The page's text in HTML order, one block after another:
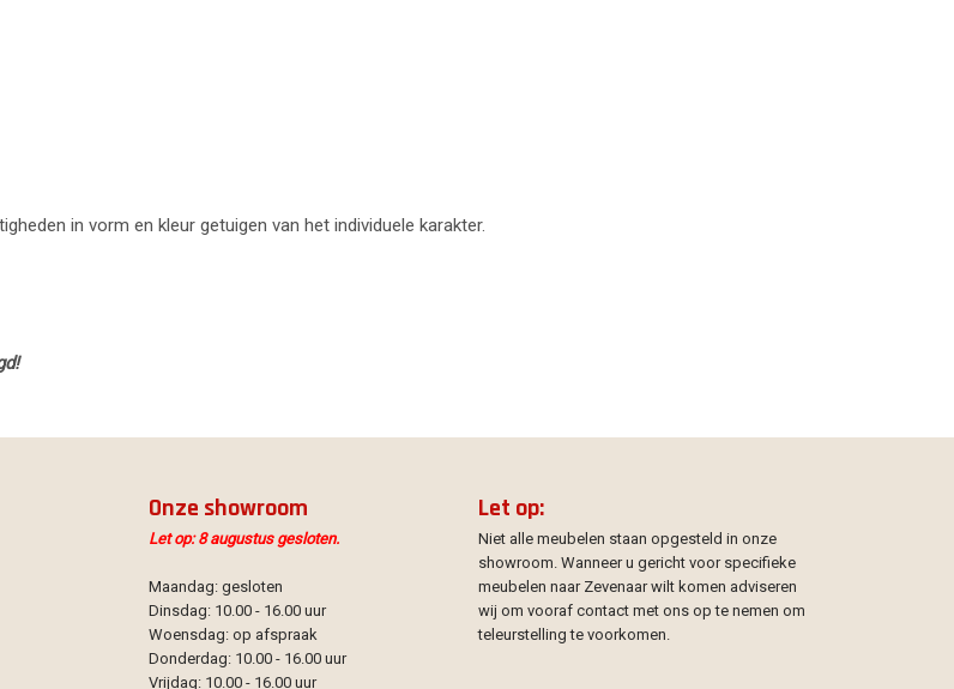
in vorm en kleur getuigen van het individuele karakter.
Onze showroom
Let op: 8 augustus gesloten.
Maandag: gesloten
Dinsdag: 10.00 - 16.00 uur
Woensdag: op afspraak
Donderdag: 10.00 - 16.00 uur
Vrijdag: 10.00 - 16.00 uur
Let op:
Niet alle meubelen staan opgesteld in onze
showroom. Wanneer u gericht voor specifieke
meubelen naar Zevenaar wilt komen adviseren
wij om vooraf contact met ons op te nemen om
teleurstelling te voorkomen.